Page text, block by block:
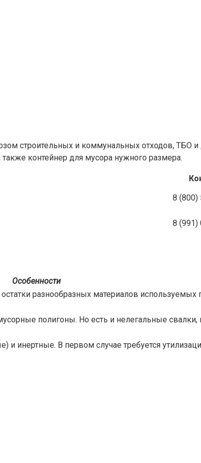
строительных и коммунальных отходов, ТБО
контейнер для мусора нужного размера.
8 (800)
8 (991)
Особенности
разнообразных материалов используемых
полигоны. Но есть и нелегальные свалки,
и инертные. В первом случае требуется